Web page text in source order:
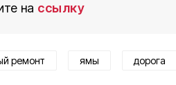
на ссылку
ремонт ямы дорога